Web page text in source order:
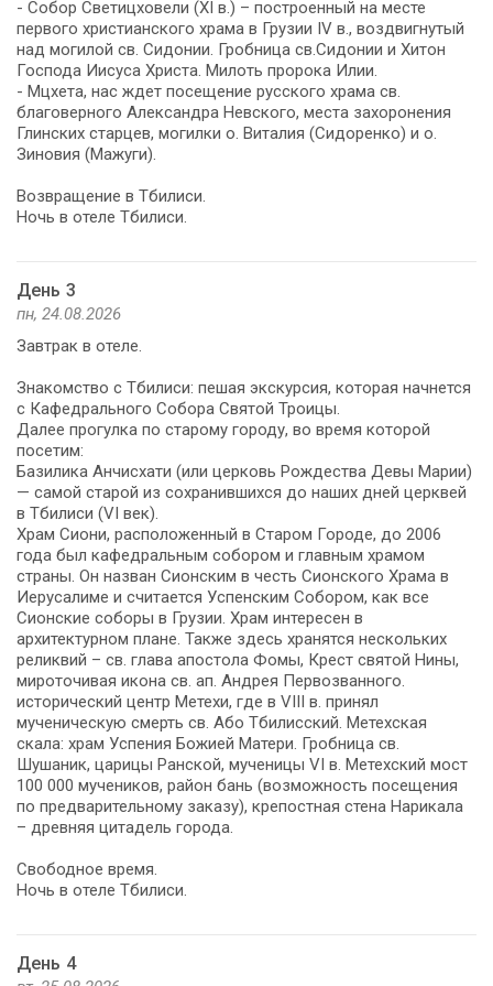
- Собор Светицховели (XI в.) – построенный на месте
первого христианского храма в Грузии IV в., воздвигнутый
над могилой св. Сидонии. Гробница св.Сидонии и Хитон
Господа Иисуса Христа. Милоть пророка Илии.
- Мцхета, нас ждет посещение русского храма св.
благоверного Александра Невского, места захоронения
Глинских старцев, могилки о. Виталия (Сидоренко) и о.
Зиновия (Мажуги).
Возвращение в Тбилиси.
Ночь в отеле Тбилиси.
День 3
пн, 24.08.2026
Завтрак в отеле.
Знакомство с Тбилиси: пешая экскурсия, которая начнется
с Кафедрального Собора Святой Троицы.
Далее прогулка по старому городу, во время которой
посетим:
Базилика Анчисхати (или церковь Рождества Девы Марии)
— самой старой из сохранившихся до наших дней церквей
в Тбилиси (VI век).
Храм Сиони, расположенный в Старом Городе, до 2006
года был кафедральным собором и главным храмом
страны. Он назван Сионским в честь Сионского Храма в
Иерусалиме и считается Успенским Собором, как все
Сионские соборы в Грузии. Храм интересен в
архитектурном плане. Также здесь хранятся нескольких
реликвий – св. глава апостола Фомы, Крест святой Нины,
мироточивая икона св. ап. Андрея Первозванного.
исторический центр Метехи, где в VIII в. принял
мученическую смерть св. Або Тбилисский. Метехская
скала: храм Успения Божией Матери. Гробница св.
Шушаник, царицы Ранской, мученицы VI в. Метехский мост
100 000 мучеников, район бань (возможность посещения
по предварительному заказу), крепостная стена Нарикала
– древняя цитадель города.
Свободное время.
Ночь в отеле Тбилиси.
День 4